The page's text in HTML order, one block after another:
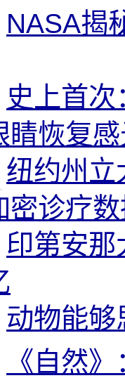
NASA揭
史上首
睛恢复
纽约州立
密诊疗
印第安
动物能够
《自然